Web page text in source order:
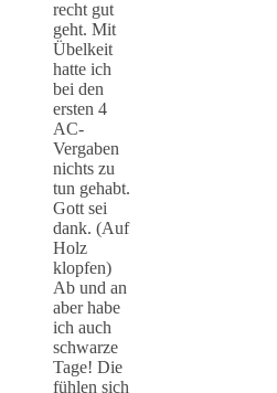
recht gut
geht. Mit
Übelkeit
hatte ich
bei den
ersten 4
AC-
Vergaben
nichts zu
tun gehabt.
Gott sei
dank. (Auf
Holz
klopfen)
Ab und an
aber habe
ich auch
schwarze
Tage! Die
fühlen sich